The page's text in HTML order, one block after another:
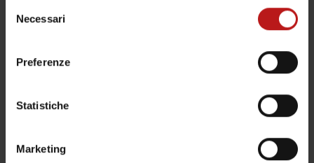
delNecessari
Preferenze
Statistiche
Marketing
personali e ad altre informazioni, ad
es. i fini del trattamento, i destinatari
Diritto di rettifica e completamento
correzione di dati errati. In